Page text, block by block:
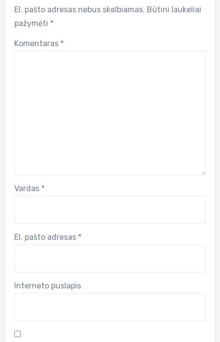
El. pašto adresas nebus skelbiamas. Būtini laukeliai
pažymėti *
Komentaras *
Vardas *
El. pašto adresas *
Interneto puslapis